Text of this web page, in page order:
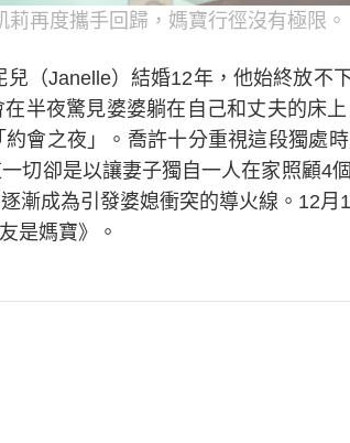
再度攜手回歸，媽寶行徑沒有極限。
（Janelle）結婚12年，他始終放不
半夜驚見婆婆躺在自己和丈夫的床
會之夜」。喬許十分重視這段獨處
切卻是以讓妻子獨自一人在家照顧4
漸成為引發婆媳衝突的導火線。12
是媽寶》。